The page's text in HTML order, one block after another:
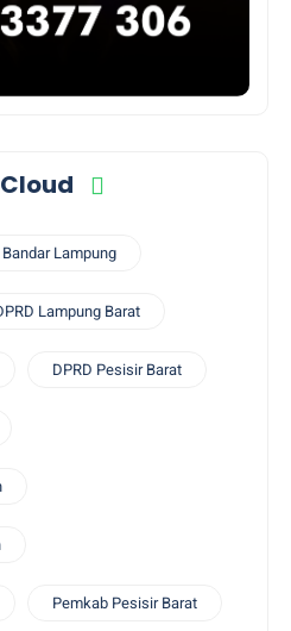
Bandar Lampung
Lampung Barat
DPRD Pesisir Barat
Pemkab Pesisir Barat